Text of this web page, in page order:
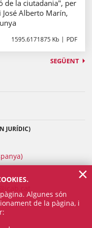
de la ciutadania", per
José Alberto Marín,
1595.6171875 Kb PDF
SEGÜENT
JURÍDIC)
Algunes són
de la pàgina, i
×